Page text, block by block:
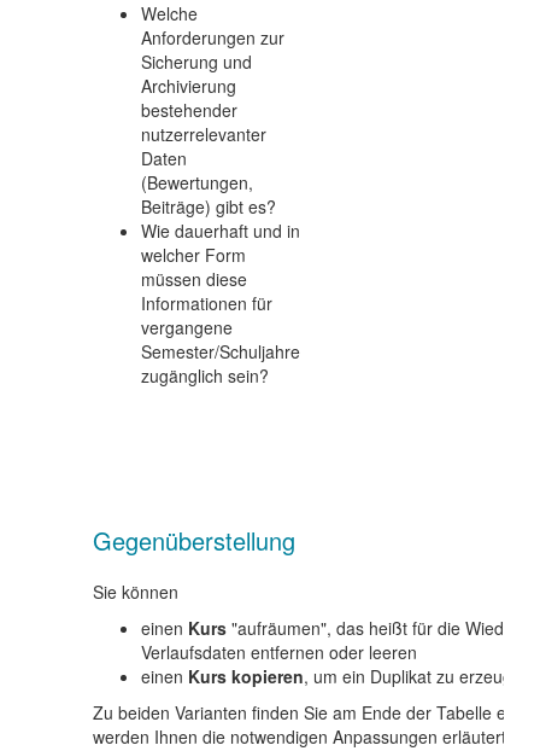
Welche
Anforderungen zur
Sicherung und
Archivierung
bestehender
nutzerrelevanter
Daten
(Bewertungen,
Beiträge) gibt es?
Wie dauerhaft und in
welcher Form
müssen diese
Informationen für
vergangene
Semester/Schuljahre
zugänglich sein?
Gegenüberstellung
Sie können
einen Kurs "aufräumen", das heißt für die
Verlaufsdaten entfernen oder leeren
einen Kurs kopieren, um ein Duplikat zu erzeugen
Zu beiden Varianten finden Sie am Ende der Tabelle eine
werden Ihnen die notwendigen Anpassungen erläutert